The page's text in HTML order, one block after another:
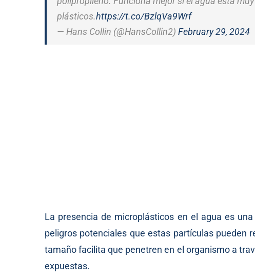
plásticos.https://t.co/BzlqVa9Wrf
— Hans Collin (@HansCollin2) February 29, 2024
La presencia de microplásticos en el agua es
peligros potenciales que estas partículas pueden
tamaño facilita que penetren en el organismo a
expuestas.